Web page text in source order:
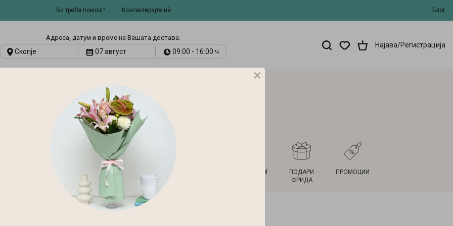
Ви треба помош? Контактирајте нѐ Блог
Адресa, датум и време на Вашата достава.
Скопје 07 август 09:00 - 16:00 ч
Најава/Регистрација
ТЕКСТИЛНИ
ПРОИЗВОДИ
ТЕРАПИЈА
НОВ ДОМ
ПОДАРИ
ФРИДА
ПРОМОЦИИ
Почетна
×